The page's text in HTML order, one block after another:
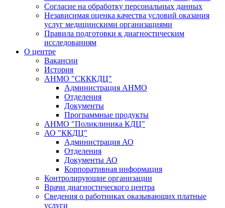
Согласие на обработку персональных данных
Независимая оценка качества условий оказания
услуг медицинскими организациями
Правила подготовки к диагностическим
исследованиям
О центре
Вакансии
История
АНМО "СКККДЦ"
Администрация АНМО
Отделения
Документы
Программные продукты
АНМО "Поликлиника КДЦ"
АО "ККДЦ"
Администрация АО
Отделения
Документы АО
Корпоративная информация
Контролирующие организации
Врачи диагностического центра
Сведения о работниках оказывающих платные
услуги